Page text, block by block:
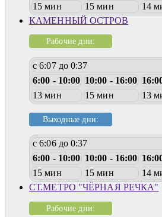
15 мин
15 мин 14
КАМЕННЫЙ ОСТРОВ
Рабочие дни:
с 6:07 до 0:37
6:00 - 10:00 10:00 - 16:00
13 мин
15 мин 13
Выходные дни:
с 6:06 до 0:37
6:00 - 10:00 10:00 - 16:00
15 мин
15 мин 14
СТ.МЕТРО "ЧЁРНАЯ РЕЧКА"
Рабочие дни: